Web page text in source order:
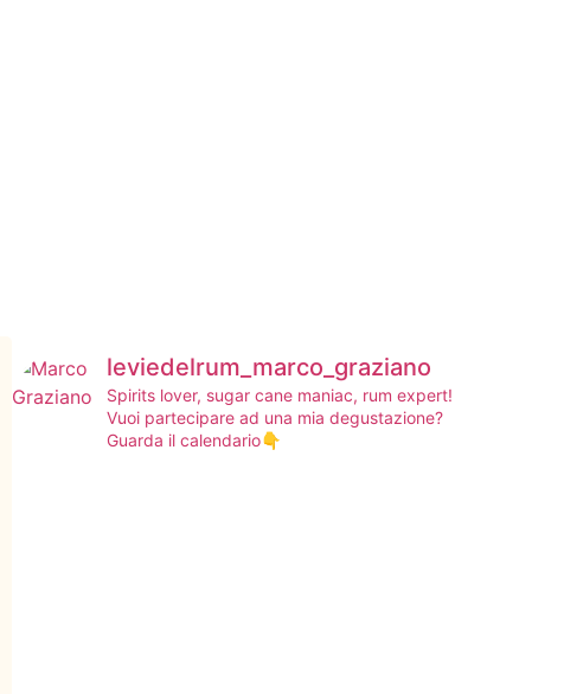
leviedelrum_marco_graziano
Spirits lover, sugar cane maniac, rum expert!
Vuoi partecipare ad una mia degustazione?
Guarda il calendario👇